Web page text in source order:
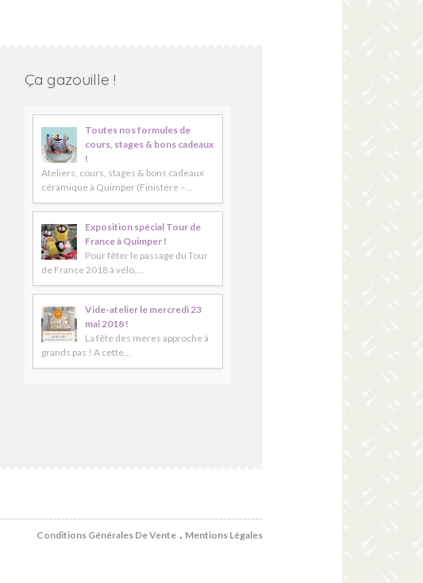
Ça gazouille !
Toutes nos formules de
cours, stages & bons cadeaux
!
Ateliers, cours, stages & bons cadeaux
céramique à Quimper (Finistère –…
Exposition spécial Tour de
France à Quimper !
Pour fêter le passage du Tour
de France 2018 à vélo,…
Vide-atelier le mercredi 23
mai 2018 !
La fête des mères approche à
grands pas ! A cette…
Conditions Générales De Vente Mentions Légales